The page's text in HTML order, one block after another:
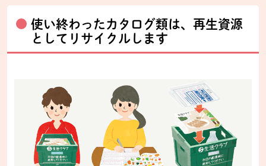
使い終わったカタログ類は、再生資源
としてリサイクルします